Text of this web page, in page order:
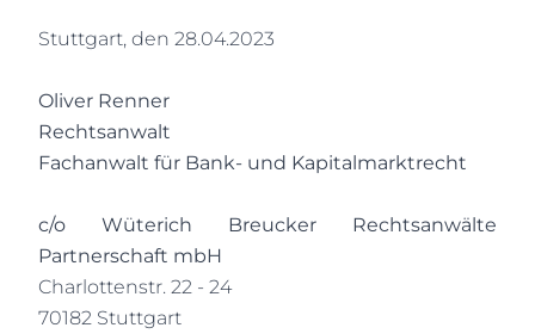
Stuttgart, den 28.04.2023
Oliver Renner
Rechtsanwalt
Fachanwalt für Bank- und Kapitalmarktrecht
c/o Wüterich Breucker Rechtsanwälte
Partnerschaft mbH
Charlottenstr. 22 - 24
70182 Stuttgart